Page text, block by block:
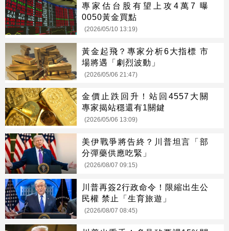
專家估台股有望上攻4萬7 曝
0050黃金買點
(2026/05/10 13:19)
黃金起飛？專家分析6大指標 市
場將遇「劇烈波動」
(2026/05/06 21:47)
金價止跌回升！站回4557大關
專家揭站穩還有1關鍵
(2026/05/06 13:09)
美伊戰爭將告終？川普坦言「部
分彈藥供應吃緊」
(2026/08/07 09:15)
川普再簽2行政命令！限縮出生公
民權 禁止「生育旅遊」
(2026/08/07 08:45)